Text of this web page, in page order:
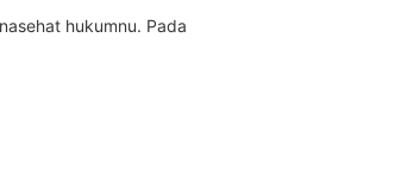
hukumnu. Pada